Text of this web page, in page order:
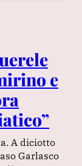
e
A diciotto
Garlasco